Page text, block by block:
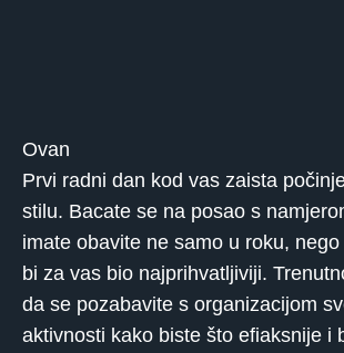
Ovan
Prvi radni dan kod vas zaista
stilu. Bacate se na posao s
imate obavite ne samo u roku,
bi za vas bio najprihvatljiviji.
da se pozabavite s organizacijom
aktivnosti kako biste što efiaksnije i